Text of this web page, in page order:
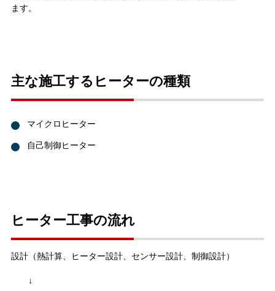
ます。
主な施工するヒーターの種類
マイクロヒーター
自己制御ヒーター
ヒーター工事の流れ
設計（熱計算、ヒーター設計、センサー設計、制御設計）
↓